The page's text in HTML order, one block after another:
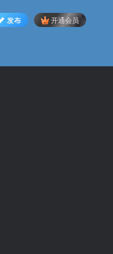
发布 开通会员